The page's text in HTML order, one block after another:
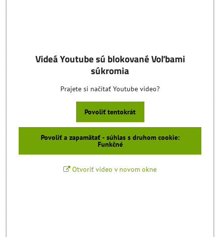
Videá Youtube sú blokované Voľbami
súkromia
Prajete si načítať Youtube video?
Povoliť tentokrát
Povoliť a zapamätať - súhlas s druhom cookie:
Funkčné
Otvoriť video v novom okne